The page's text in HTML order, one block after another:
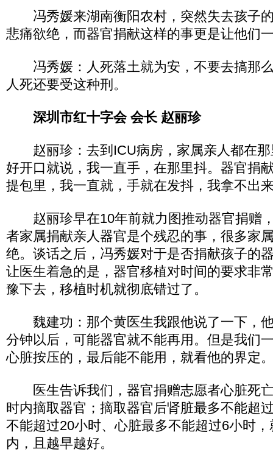
冯秀媛来湖南衡阳农村，突然失去孩子
悲痛欲绝，而器官捐献这样的事更是让他们
冯秀媛：人死落土就为安，不要去搞那
人死还要受这种刑。
深圳市红十字会 会长 赵丽珍
赵丽珍：去到ICU病房，家属亲人都在那
好开口就说，我一直手，在那里抖。器官捐
提包里，我一直就，手就在发抖，我拿不出
赵丽珍早在10年前就力图推动器官捐赠
者家属捐献亲人器官是个残忍的事，很多家
绝。谈话之后，冯秀媛对于是否捐献孩子的
让医生着急的是，器官移植对时间的要求非
豫下去，移植时机就彻底错过了。
魏建功：那个黄医生我跟他说了一下，
分钟以后，可能器官就不能再用。但是我们
心脏按压的，最后能不能用，就看他的界定
医生告诉我们，器官捐赠志愿者心脏死
时内摘取器官；摘取器官后肾脏最多不能超
不能超过20小时、心脏最多不能超过6小时
内，且越早越好。